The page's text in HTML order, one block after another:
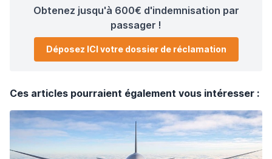
Obtenez jusqu'à 600€ d'indemnisation par
passager !
Déposez ICI votre dossier de réclamation
Ces articles pourraient également vous intéresser :